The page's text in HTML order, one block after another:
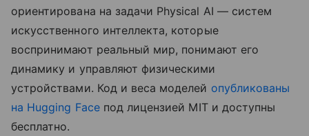
ориентирована на задачи Physical AI — систем
искусственного интеллекта, которые
воспринимают реальный мир, понимают его
динамику и управляют физическими
устройствами. Код и веса моделей опубликованы
на Hugging Faceпод лицензией MIT и доступны
бесплатно.